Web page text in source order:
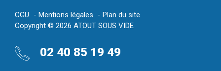
CGU Mentions légales
Plan du site
Copyright © 2026 ATOUT SOUS VIDE
02 40 85 19 49